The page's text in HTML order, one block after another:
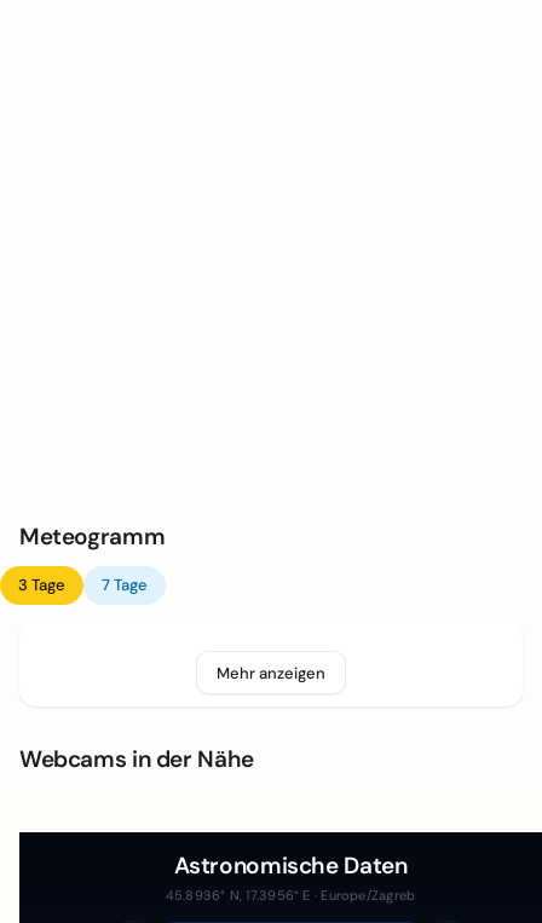
Meteogramm
3 Tage 7 Tage
Mehr anzeigen
Webcams in der Nähe
Astronomische Daten
45.8936° N, 17.3956° E · Europe/Zagreb